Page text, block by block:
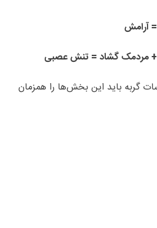
آرامش
+ مردمک گشاد = تنش عصبی
گربه باید این بخش‌ها را همزمان